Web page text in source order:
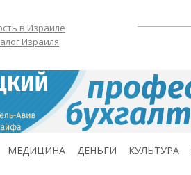
в Израиле
Израиля
МЕДИЦИНА ДЕНЬГИ КУЛЬТУРА